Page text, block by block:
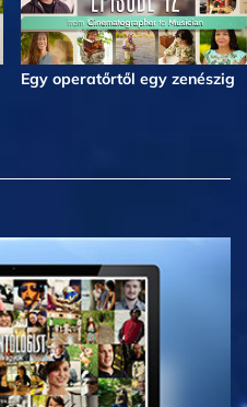
Egy operatőrtől egy zenészig